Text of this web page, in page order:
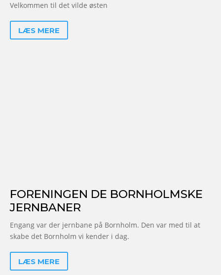
Velkommen til det vilde østen
LÆS MERE
FORENINGEN DE BORNHOLMSKE
JERNBANER
Engang var der jernbane på Bornholm. Den var med til at
skabe det Bornholm vi kender i dag.
LÆS MERE